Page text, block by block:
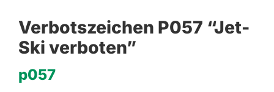
Verbotszeichen P057 “Jet-
Ski verboten”
p057